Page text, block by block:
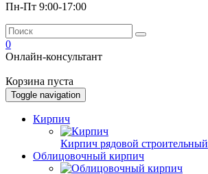
Пн-Пт 9:00-17:00
0
Онлайн-консультант
Корзина пуста
Toggle navigation
Кирпич
Кирпич рядовой строительный
Облицовочный кирпич